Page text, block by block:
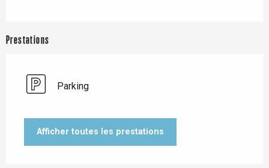
Prestations
Parking
Afficher toutes les prestations